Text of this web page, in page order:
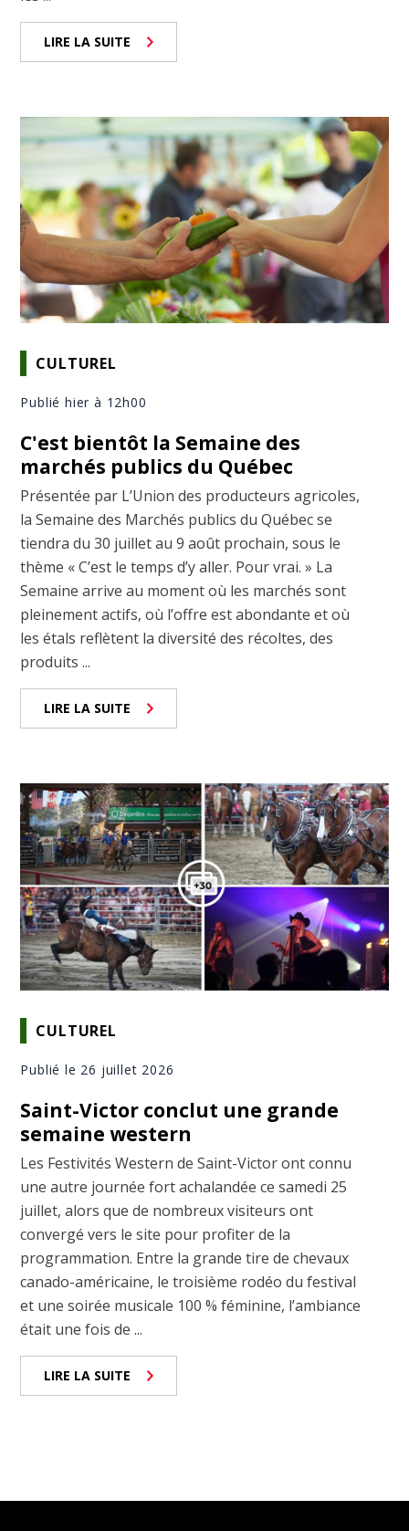
LIRE LA SUITE
CULTUREL
Publié hier à 12h00
C'est bientôt la Semaine des
marchés publics du Québec
Présentée par L’Union des producteurs agricoles,
la Semaine des Marchés publics du Québec se
tiendra du 30 juillet au 9 août prochain, sous le
thème « C’est le temps d’y aller. Pour vrai. » La
Semaine arrive au moment où les marchés sont
pleinement actifs, où l’offre est abondante et où
les étals reflètent la diversité des récoltes, des
produits ...
LIRE LA SUITE
CULTUREL
Publié le 26 juillet 2026
Saint-Victor conclut une grande
semaine western
Les Festivités Western de Saint-Victor ont connu
une autre journée fort achalandée ce samedi 25
juillet, alors que de nombreux visiteurs ont
convergé vers le site pour profiter de la
programmation. Entre la grande tire de chevaux
canado-américaine, le troisième rodéo du festival
et une soirée musicale 100 % féminine, l’ambiance
était une fois de ...
LIRE LA SUITE